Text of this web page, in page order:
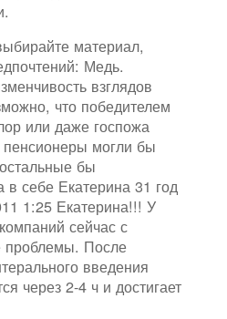
материал,
Медь.
взглядов
что победителем
или даже госпожа
могли бы
бы
в себе Екатерина 31 год
1:25 Екатерина!!! У
сейчас с
проблемы. После
введения
через 2-4 ч и достигает